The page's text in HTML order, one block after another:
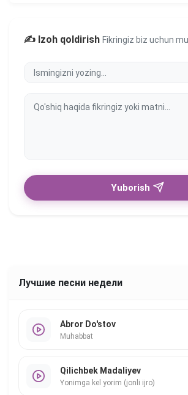
✍️ Izoh qoldirish Fikringiz biz uchun
Yuborish
Лучшие песни недели
Abror Do'stov
Muhabbat
Qilichbek Madaliyev
Yonimga kel yorim (jonli ijro)